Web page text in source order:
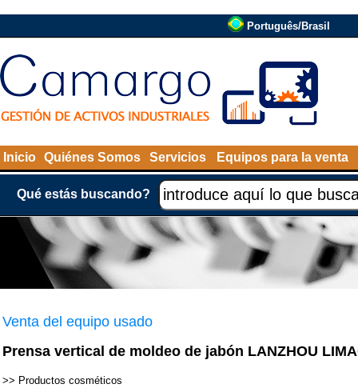
Português/Brasil
Inicio Quiénes Somos Servicios Equipos para la venta
Qué estás buscando?
Venta del equipo usado
Prensa vertical de moldeo de jabón LANZHOU
>> Productos cosméticos